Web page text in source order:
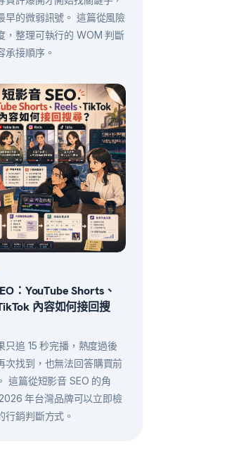
早的微弱訊號。 這篇從風險
，整理可執行的 WOM 判斷
承接順序。
：YouTube Shorts、
內容如何接回搜
只追 15 秒完播，熱度過後
次找到，也無法回答購買前
這篇從短影音 SEO 的角
年台灣品牌可以立即檢
行銷判斷方式。